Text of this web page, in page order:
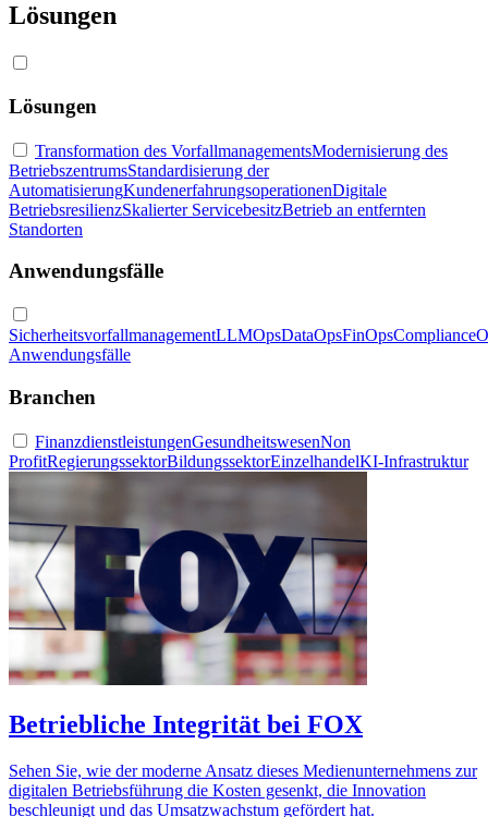
Lösungen
Lösungen
Transformation des VorfallmanagementsModernisierung des
BetriebszentrumsStandardisierung der
AutomatisierungKundenerfahrungsoperationenDigitale
BetriebsresilienzSkalierter ServicebesitzBetrieb an entfernten
Standorten
Anwendungsfälle
SicherheitsvorfallmanagementLLMOpsDataOpsFinOps
Anwendungsfälle
Branchen
FinanzdienstleistungenGesundheitswesenNon
ProfitRegierungssektorBildungssektorEinzelhandelKI-Infrastruktur
Betriebliche Integrität bei FOX
Sehen Sie, wie der moderne Ansatz dieses Medienunternehmens zur
digitalen Betriebsführung die Kosten gesenkt, die Innovation
beschleunigt und das Umsatzwachstum gefördert hat.